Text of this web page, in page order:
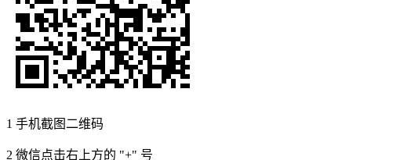
1 手机截图二维码
2 微信点击右上方的 "+" 号